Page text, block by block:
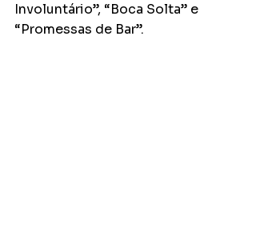
Involuntário”, “Boca Solta” e
“Promessas de Bar”.